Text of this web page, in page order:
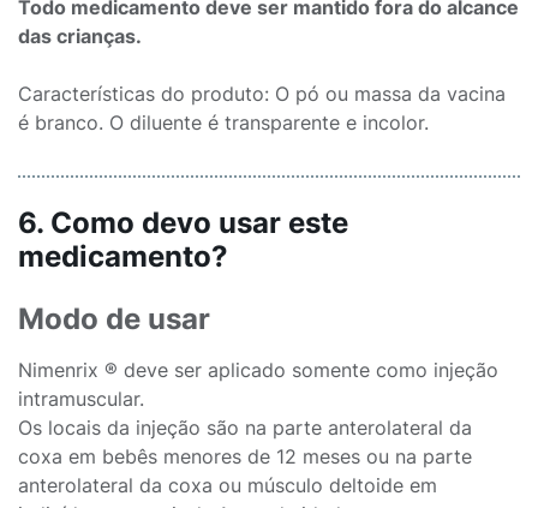
Todo medicamento deve ser mantido fora do alcance
das crianças.
Características do produto: O pó ou massa da vacina
é branco. O diluente é transparente e incolor.
6. Como devo usar este
medicamento?
Modo de usar
Nimenrix ® deve ser aplicado somente como injeção
intramuscular.
Os locais da injeção são na parte anterolateral da
coxa em bebês menores de 12 meses ou na parte
anterolateral da coxa ou músculo deltoide em